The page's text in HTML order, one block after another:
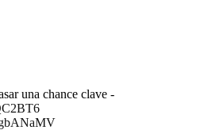
una chance clave -